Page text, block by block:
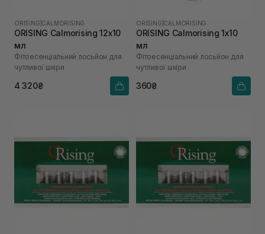
ORISING CALMORISING
ORISING Calmorising 12х10
мл
Фітоесенціальний лосьйон для
чутливої шкіри
4 320₴
ORISING CALMORISING
ORISING Calmorising 1х10
мл
Фітоесенціальний лосьйон для
чутливої шкіри
360₴